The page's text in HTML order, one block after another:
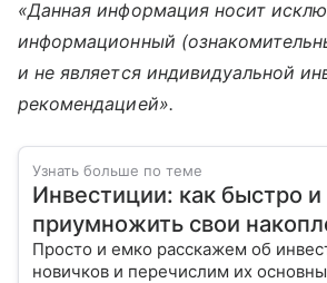
«Данная информация носит
информационный
и не является индивидуальной
рекомендацией».
Узнать больше по теме
Инвестиции: как быстро
приумножить свои
Просто и емко расскажем об
новичков и перечислим их